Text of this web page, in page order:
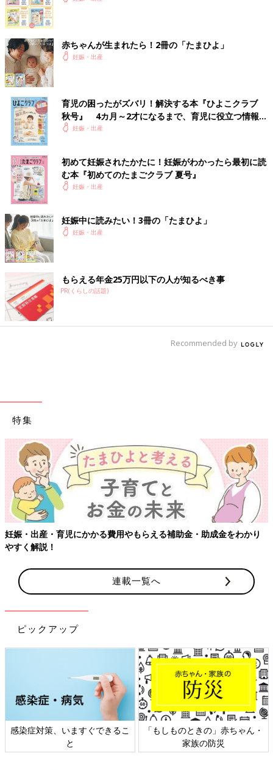
赤ちゃんが生まれたら！2冊の「たまひよ」
妊娠・出産
育児の困ったがズバリ！解決する本『ひよこクラブ
秋号』 4カ月～2才になるまで、育児に役立つ情報が
いっぱい！
妊娠・出産
初めて妊娠されたかたに！妊娠がわかったら最初に読
む本『初めてのたまごクラブ 夏号』
妊娠・出産
妊娠中に読みたい！3冊の「たまひよ」
妊娠・出産
もらえる年金25万円以下の人が知るべき事
PR(くらしの話題)
Recommended by
特集
金・助成金をわかり
【ワクチン接種できるものも】妊婦の感染
連載一覧へ
ピックアップ
ものときの」赤ちゃん・
日本外来小児科学会リーフレッ
ト検討会
六星